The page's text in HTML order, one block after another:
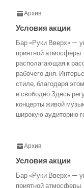
Архив
Условия акции
Бар «Руки Вверх» —
приятной
располагающая к
рабочего дня.
стиле, благодаря
и свободно.Здесь
концерты живой
широкую аудиторию
Архив
Условия акции
Бар «Руки Вверх» —
приятной